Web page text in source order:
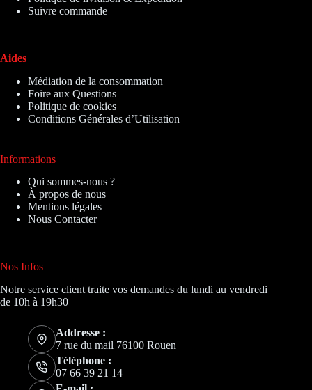
Suivre commande
Aides
Médiation de la consommation
Foire aux Questions
Politique de cookies
Conditions Générales d’Utilisation
Informations
Qui sommes-nous ?
À propos de nous
Mentions légales
Nous Contacter
Nos Infos
Notre service client traite vos demandes du lundi au vendredi
de 10h à 19h30
Addresse :
7 rue du mail 76100 Rouen
Téléphone :
07 66 39 21 14